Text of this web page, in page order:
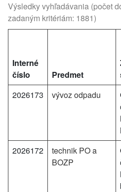
Výsledky vyhľadávania (počet
zadaným kritériám: 1881)
Interné
číslo
Predmet
2026173
vývoz odpadu
2026172
technik PO a
BOZP